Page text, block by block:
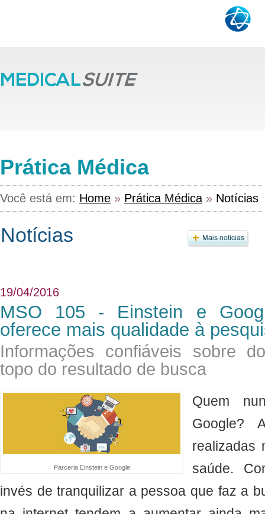
Prática Médica
Você está em: Home » Prática Médica » Notícias
19/04/2016
MSO 105 - Einstein e
oferece mais qualidade à
Informações confiáveis sobre
topo do resultado de busca
Parceria Einstein e Google
Quem
Google?
realizadas
saúde.
invés de tranquilizar a pessoa que faz a